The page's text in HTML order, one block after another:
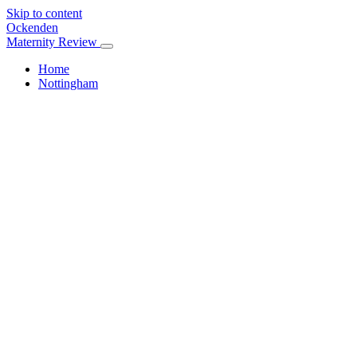
Skip to content
Ockenden
Maternity Review
Home
Nottingham